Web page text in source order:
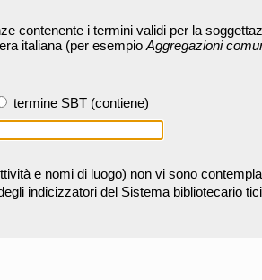
contenente i termini validi per la
italiana (per esempio Aggregazioni
termine SBT (contiene)
e nomi di luogo) non vi sono
indicizzatori del Sistema bibliotecario